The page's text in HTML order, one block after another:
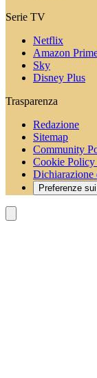
Serie TV
Netflix
Amazon
Sky
Disney Plus
Trasparenza
Redazione
Sitemap
Community
Cookie Policy
Dichiarazione
Preferenze